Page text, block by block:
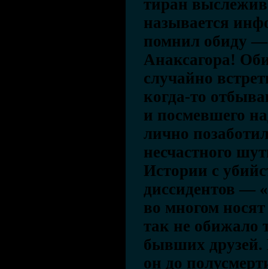
тиран
называется
помнил обиду —
Анаксагора!
случайно
когда-то
и посмевшего
лично
несчастного
Истории с
диссидентов —
во многом
так не обижало
бывших
он до